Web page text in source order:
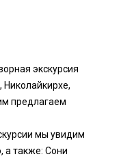
экскурсия
предлагаем
мы увидим
а также: Сони